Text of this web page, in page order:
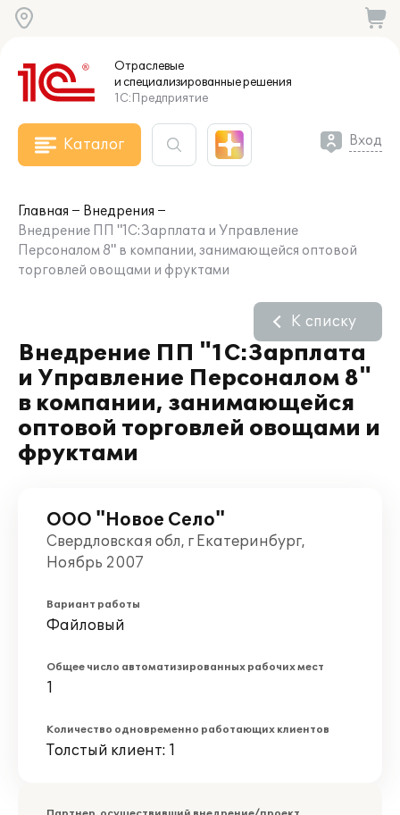
Отраслевые
и специализированныерешения
1С:Предприятие
Каталог Вход
Главная
Внедрения
Внедрение ПП "1С:Зарплата и Управление
Персоналом 8" в компании, занимающейся оптовой
торговлей овощами и фруктами
Внедрение ПП "1С:Зарплата
и Управление Персоналом 8"
в компании, занимающейся
оптовой торговлей овощами и
фруктами
К списку
ООО "Новое Село"
Свердловская обл, г Екатеринбург,
Ноябрь 2007
Вариант работы
Файловый
Общее число автоматизированных рабочих мест
1
Количество одновременно работающих клиентов
Толстый клиент: 1